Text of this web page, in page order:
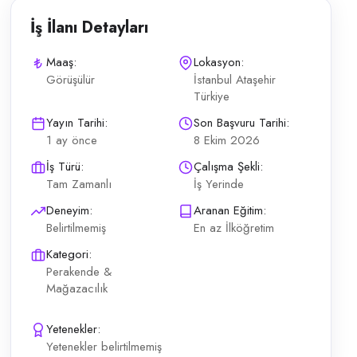
bulunmaktadır. Ürünlerin reyonlarda standartlara
İş İlanı Detayları
Maaş:
Görüşülür
Lokasyon:
İstanbul Ataşehir
Türkiye
Yayın Tarihi:
1 ay önce
Son Başvuru Tarihi:
8 Ekim 2026
İş Türü:
Tam Zamanlı
Çalışma Şekli:
İş Yerinde
Deneyim:
Belirtilmemiş
Aranan Eğitim:
En az İlköğretim
Kategori:
Perakende &
Mağazacılık
Yetenekler:
Yetenekler belirtilmemiş